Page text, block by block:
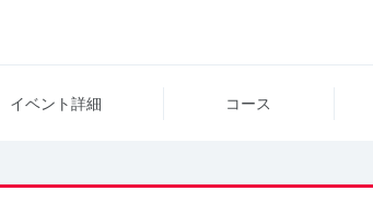
イベント詳細 コース